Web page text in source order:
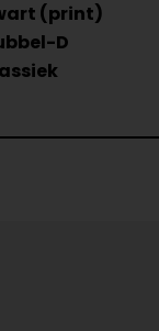
(print)
D